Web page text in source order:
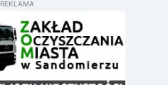
REKLAMA